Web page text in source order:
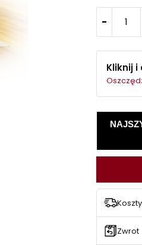
-
Kliknij
Zwrot